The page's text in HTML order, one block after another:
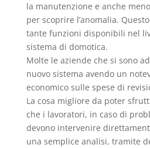
la manutenzione e anche
per scoprire l’anomalia.
tante funzioni disponibili nel
sistema di domotica.
Molte le aziende che si sono
nuovo sistema avendo un
economico sulle spese di
La cosa migliore da poter
che i lavoratori, in caso di
devono intervenire
una semplice analisi, tramite